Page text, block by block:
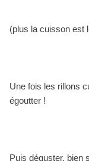
(plus la cuisson est
Une fois les rillons
égoutter !
Puis déguster, bien